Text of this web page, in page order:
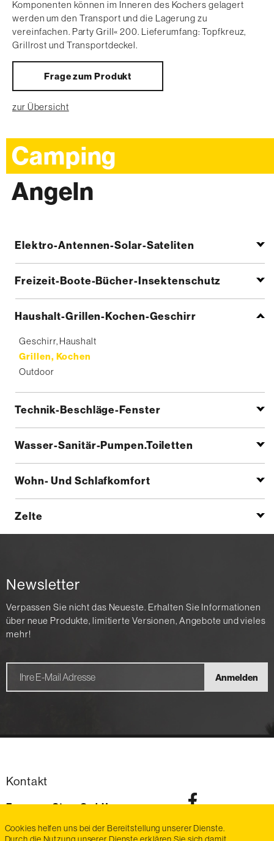
Komponenten können im Inneren des Kochers gelagert
werden um den Transport und die Lagerung zu
vereinfachen. Party Grill« 200. Lieferumfang: Topfkreuz,
Grillrost und Transportdeckel.
Frage zum Produkt
zur Übersicht
Camping
Angeln
Elektro-Antennen-Solar-Sateliten
Freizeit-Boote-Bücher-Insektenschutz
Haushalt-Grillen-Kochen-Geschirr
Geschirr, Haushalt
Grillen, Kochen
Outdoor
Technik-Beschläge-Fenster
Wasser-Sanitär-Pumpen.Toiletten
Wohn- Und Schlafkomfort
Zelte
Newsletter
Verpassen Sie nicht das Neueste. Erhalten Sie Informationen
über neue Produkte, limitierte Versionen, Angebote und vieles
mehr!
Anmelden
Kontakt
Exmanco-Steyr GmbH
4407Steyr-Gleink
Cookies helfen uns bei der Bereitstellung unserer Dienste.